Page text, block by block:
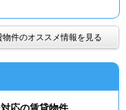
件のオススメ情報を見る